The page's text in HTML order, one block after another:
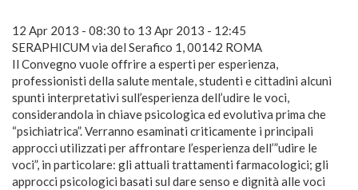
12 Apr 2013 - 08:30 to 13 Apr 2013 - 12:45
SERAPHICUM via del Serafico 1, 00142 ROMA
Il Convegno vuole offrire a esperti per esperienza,
professionisti della salute mentale, studenti e cittadini alcuni
spunti interpretativi sull’esperienza dell’udire le voci,
considerandola in chiave psicologica ed evolutiva prima che
“psichiatrica”. Verranno esaminati criticamente i principali
approcci utilizzati per affrontare l’esperienza dell’”udire le
voci”, in particolare: gli attuali trattamenti farmacologici; gli
approcci psicologici basati sul dare senso e dignità alle voci